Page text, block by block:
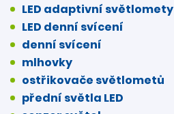
LED adaptivní světlomety
LED denní svícení
denní svícení
mlhovky
ostřikovače světlometů
přední světla LED